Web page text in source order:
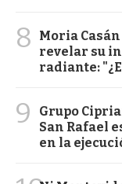
8
Moria
revelar su
radiante:
9
Grupo
San Rafael
en la